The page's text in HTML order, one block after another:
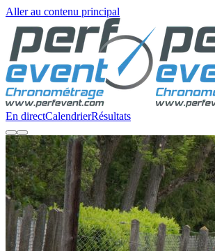
Aller au contenu principal
En directCalendrierRésultats